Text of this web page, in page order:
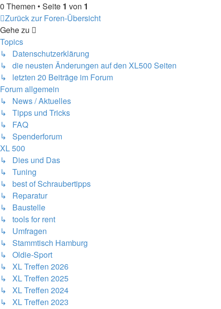
0 Themen • Seite 1 von 1
Zurück zur Foren-Übersicht
Gehe zu
Topics
↳ Datenschutzerklärung
↳ die neusten Änderungen auf den XL500 Seiten
↳ letzten 20 Beiträge im Forum
Forum allgemein
↳ News / Aktuelles
↳ Tipps und Tricks
↳ FAQ
↳ Spenderforum
XL 500
↳ Dies und Das
↳ Tuning
↳ best of Schraubertipps
↳ Reparatur
↳ Baustelle
↳ tools for rent
↳ Umfragen
↳ Stammtisch Hamburg
↳ Oldie-Sport
↳ XL Treffen 2026
↳ XL Treffen 2025
↳ XL Treffen 2024
↳ XL Treffen 2023